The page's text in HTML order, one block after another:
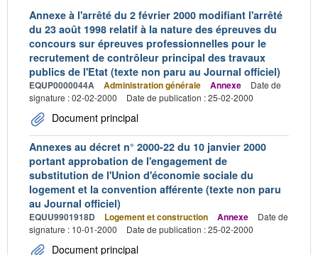
Annexe à l'arrêté du 2 février 2000 modifiant l'arrêté
du 23 août 1998 relatif à la nature des épreuves du
concours sur épreuves professionnelles pour le
recrutement de contrôleur principal des travaux
publics de l'Etat (texte non paru au Journal officiel)
EQUP0000044A Administration générale Annexe
Date de
signature : 02-02-2000
Date de publication : 25-02-2000
Document principal
Annexes au décret n° 2000-22 du 10 janvier 2000
portant approbation de l'engagement de
substitution de l'Union d'économie sociale du
logement et la convention afférente (texte non paru
au Journal officiel)
EQUU9901918D Logement et construction Annexe
Date de
signature : 10-01-2000
Date de publication : 25-02-2000
Document principal